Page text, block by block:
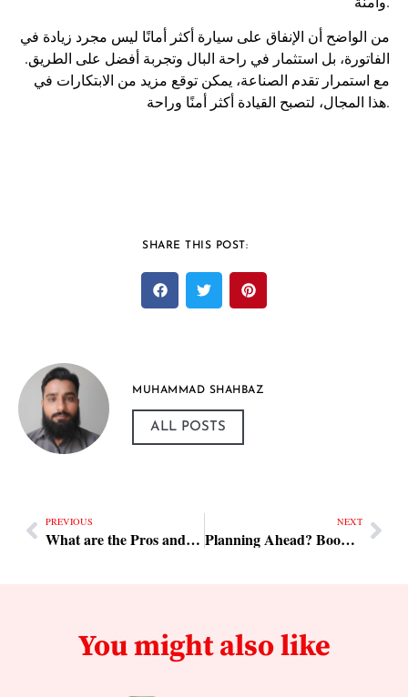
من الواضح أن الإنفاق على سيارة أكثر أمانًا ليس مجرد زيادة في
الفاتورة، بل استثمار في راحة البال وتجربة أفضل على الطريق.
مع استمرار تقدم الصناعة، يمكن توقع مزيد من الابتكارات في
هذا المجال، لتصبح القيادة أكثر أمنًا وراحة.
SHARE THIS POST:
MUHAMMAD SHAHBAZ
ALL POSTS
PREVIOUS
What are the Pros and Cons of Buying a Duplex?
NEXT
Planning Ahead? Book San Juan Airport Taxi to Ceiba Ferry Early
You might also like